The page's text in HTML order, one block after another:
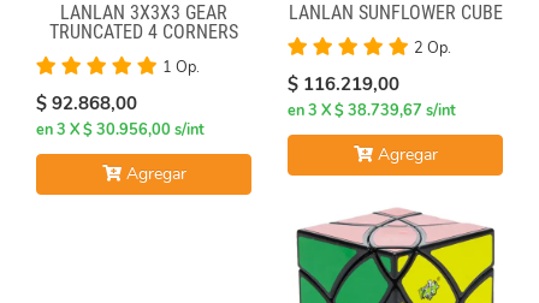
LANLAN 3X3X3 GEAR
TRUNCATED 4 CORNERS
1 Op.
$ 92.868,00
en 3 X $ 30.956,00 s/int
Agregar
LANLAN SUNFLOWER CUBE
2 Op.
$ 116.219,00
en 3 X $ 38.739,67 s/int
Agregar